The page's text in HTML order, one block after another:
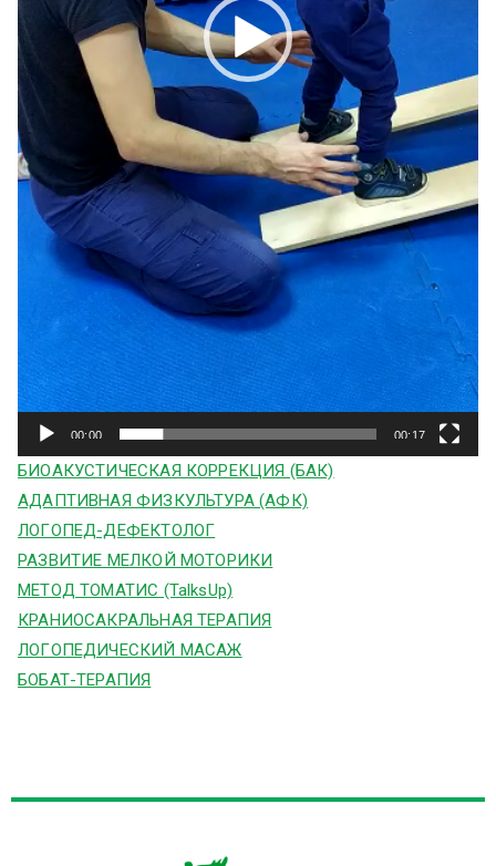
00:00 00:17
БИОАКУСТИЧЕСКАЯ КОРРЕКЦИЯ (БАК)
АДАПТИВНАЯ ФИЗКУЛЬТУРА (АФК)
ЛОГОПЕД-ДЕФЕКТОЛОГ
РАЗВИТИЕ МЕЛКОЙ МОТОРИКИ
МЕТОД ТОМАТИС (TalksUp)
КРАНИОСАКРАЛЬНАЯ ТЕРАПИЯ
ЛОГОПЕДИЧЕСКИЙ МАСАЖ
БОБАТ-ТЕРАПИЯ